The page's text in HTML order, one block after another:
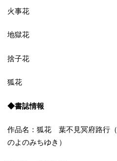
火事花
地獄花
捨子花
狐花
◆書誌情報
作品名：狐花 葉不見冥府路行
のよのみちゆき）